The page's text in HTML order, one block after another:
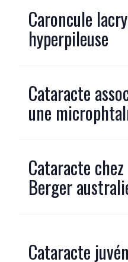
Caroncule
hyperpileuse
Cataracte
une
Cataracte
Berger
Cataracte